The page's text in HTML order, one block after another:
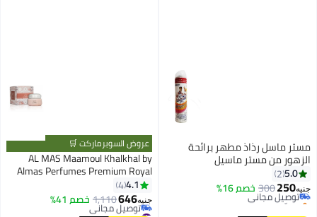
مستر ماسل رذاذ مطهر برائحة
الزهور من مستر ماسيل
5.0
2
جنيه250
300 خصم 16%توصيل مجاني
بتخلّص بسرعة
توصيل مجاني
عروض السوبرماركت 🛒
AL MAS Maamoul Khalkhal by
Almas Perfumes Premium Royal
Dousari Bakhoor Incense for Home
Wedding and Clothing Fragrance
with Regal Spices Exotic Flowers
4.1
4
جنيه646
1,110خصم 41%
#10 في بخور عطر منزلي